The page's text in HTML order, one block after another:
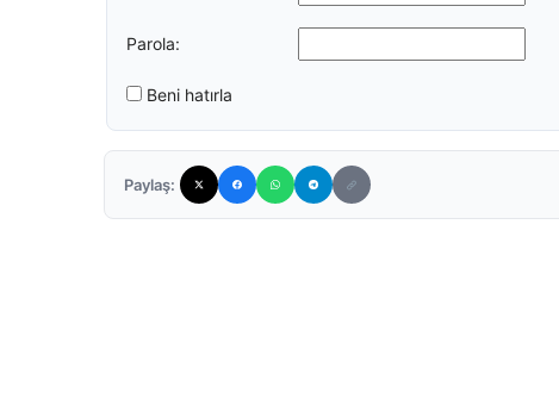
Parola:
Beni hatırla
Paylaş: